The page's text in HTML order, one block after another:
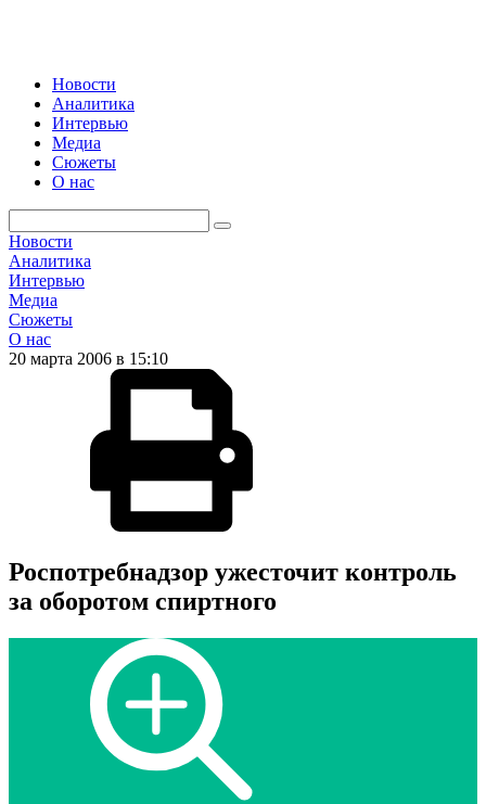
Новости
Аналитика
Интервью
Медиа
Сюжеты
О нас
Новости
Аналитика
Интервью
Медиа
Сюжеты
О нас
20 марта 2006 в 15:10
Роспотребнадзор ужесточит контроль
за оборотом спиртного